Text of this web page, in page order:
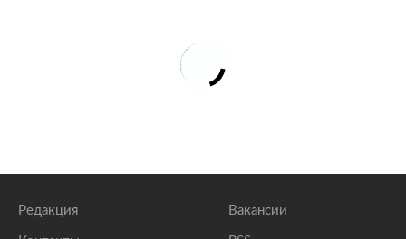
Редакция Вакансии